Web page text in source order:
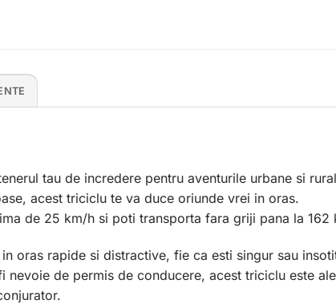
tau de incredere pentru aventurile urbane si
acest triciclu te va duce oriunde vrei in oras.
de 25 km/h si poti transporta fara griji pana la 162
oras rapide si distractive, fie ca esti singur sau
de permis de conducere, acest triciclu este